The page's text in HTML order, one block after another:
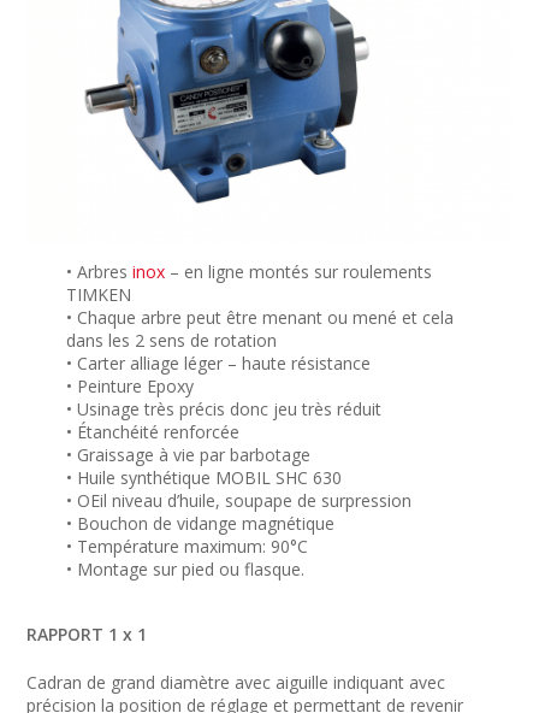
• Arbres inox– en ligne montés sur roulements
TIMKEN
• Chaque arbre peut être menant ou mené et cela
dans les 2 sens de rotation
• Carter alliage léger – haute résistance
• Peinture Epoxy
• Usinage très précis donc jeu très réduit
• Étanchéité renforcée
• Graissage à vie par barbotage
• Huile synthétique MOBIL SHC 630
• OEil niveau d’huile, soupape de surpression
• Bouchon de vidange magnétique
• Température maximum: 90°C
• Montage sur pied ou flasque.
RAPPORT 1 x 1
Cadran de grand diamètre avec aiguille indiquant avec
précision la position de réglage et permettant de revenir